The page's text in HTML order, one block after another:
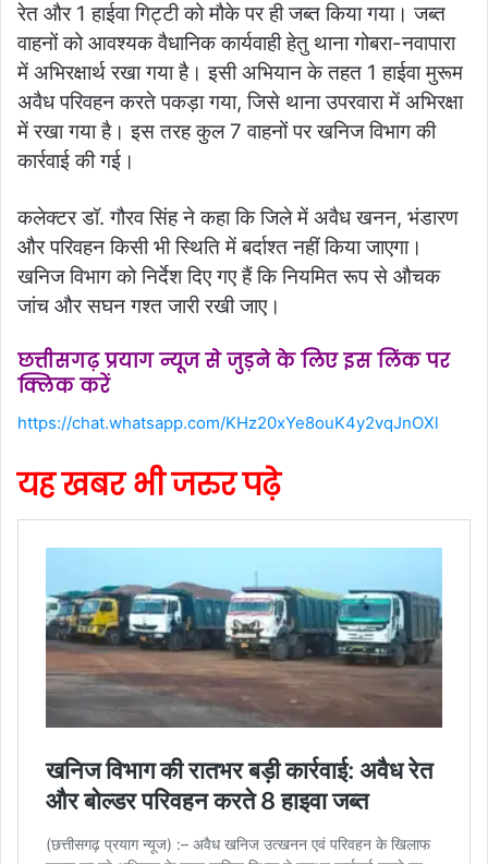
रेत और 1 हाईवा गिट्टी को मौके पर ही जब्त किया गया। जब्त
वाहनों को आवश्यक वैधानिक कार्यवाही हेतु थाना गोबरा-नवापारा
में अभिरक्षार्थ रखा गया है। इसी अभियान के तहत 1 हाईवा मुरूम
अवैध परिवहन करते पकड़ा गया, जिसे थाना उपरवारा में अभिरक्षा
में रखा गया है। इस तरह कुल 7 वाहनों पर खनिज विभाग की
कार्रवाई की गई।
कलेक्टर डॉ. गौरव सिंह ने कहा कि जिले में अवैध खनन, भंडारण
और परिवहन किसी भी स्थिति में बर्दाश्त नहीं किया जाएगा।
खनिज विभाग को निर्देश दिए गए हैं कि नियमित रूप से औचक
जांच और सघन गश्त जारी रखी जाए।
छत्तीसगढ़ प्रयाग न्यूज से जुड़ने के लिए इस लिंक पर
क्लिक करें
https://chat.whatsapp.com/KHz20xYe8ouK4y2vqJnOXl
यह खबर भी जरुर पढ़े